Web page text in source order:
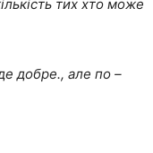
тих хто може
добре., але по –